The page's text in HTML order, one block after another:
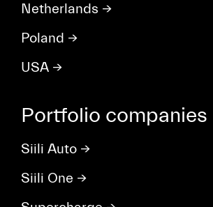
Netherlands →
Poland →
USA →
Portfolio companies
Siili Auto →
Siili One →